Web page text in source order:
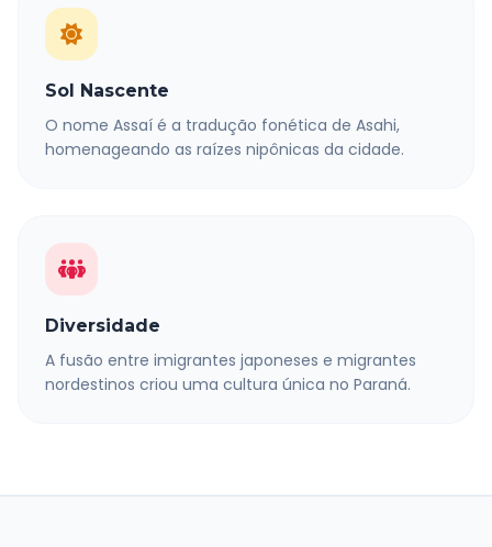
Sol Nascente
O nome Assaí é a tradução fonética de Asahi,
homenageando as raízes nipônicas da cidade.
Diversidade
A fusão entre imigrantes japoneses e migrantes
nordestinos criou uma cultura única no Paraná.